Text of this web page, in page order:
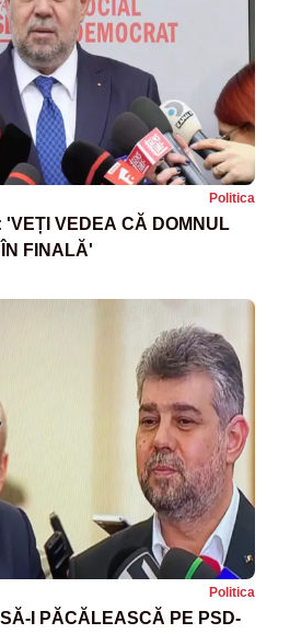
Politica
FINALĂ'
Politica
I PĂCĂLEASCĂ PE PSD-